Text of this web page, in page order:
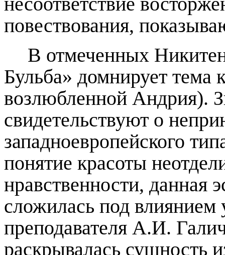
повествования,
В отмеченных
Бульба» домнирует тема
возлюбленной Андрия).
свидетельствуют о
западноевропейского
понятие красоты
нравственности, данная
сложилась под влиянием
преподавателя А.И.
раскрывалась сущность